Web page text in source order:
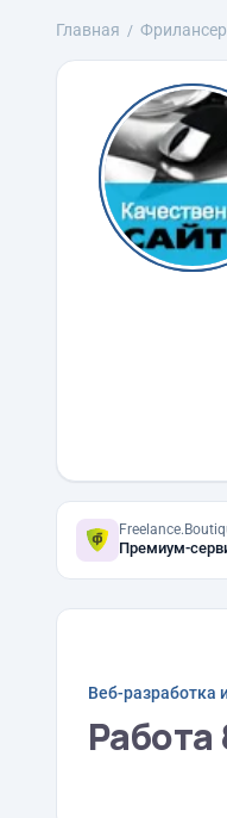
Главная
Премиум-
Веб-разработка
Работа